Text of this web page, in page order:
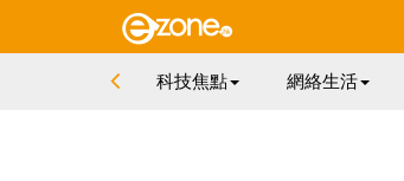
科技焦點 網絡生活